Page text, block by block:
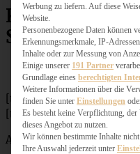
Klassische
[tabs]
[tab title=”Zutaten”]
Ausreichend für 4
Werbung zu liefern. Auf diese
Website.
Personenbezogene Daten können
Erkennungsmerkmale, IP-
Inhalte oder zur Messung von
Einige unserer 191 Partner
Grundlage eines berechtigten
Weitere Informationen über die
finden Sie unter Einstellungen
Es besteht keine Verpflichtung,
dieses Angebot zu nutzen.
Wir können bestimmte Inhalte
Ihre Auswahl jederzeit unter